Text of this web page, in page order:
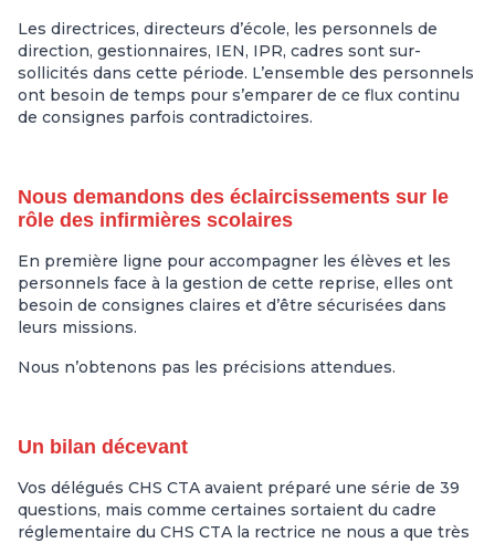
Les directrices, directeurs d’école, les personnels de
direction, gestionnaires, IEN, IPR, cadres sont sur-
sollicités dans cette période. L’ensemble des personnels
ont besoin de temps pour s’emparer de ce flux continu
de consignes parfois contradictoires.
Nous demandons des éclaircissements sur le
rôle des infirmières scolaires
En première ligne pour accompagner les élèves et les
personnels face à la gestion de cette reprise, elles ont
besoin de consignes claires et d’être sécurisées dans
leurs missions.
Nous n’obtenons pas les précisions attendues.
Un bilan décevant
Vos délégués CHS CTA avaient préparé une série de 39
questions, mais comme certaines sortaient du cadre
réglementaire du CHS CTA la rectrice ne nous a que très